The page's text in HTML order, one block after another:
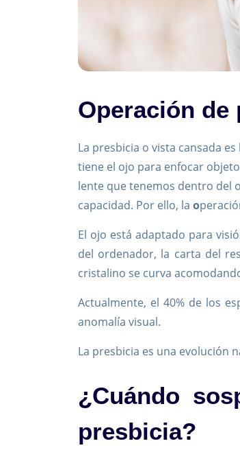
Operación de
La presbicia o vista cansada
tiene el ojo para enfocar
lente que tenemos dentro del
capacidad. Por ello, la o
El ojo está adaptado para
del ordenador, la carta del
cristalino se curva
Actualmente, el 40% de los
anomalía visual.
La presbicia es una evolución
¿Cuándo
presbicia?